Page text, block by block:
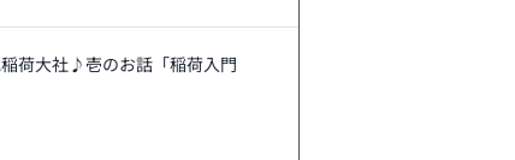
荷大社♪壱のお話「稲荷入門